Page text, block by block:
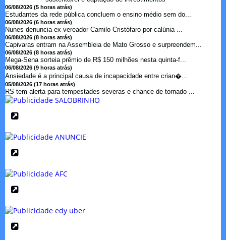
06/08/2026 (5 horas atrás)
Estudantes da rede pública concluem o ensino médio sem do...
06/08/2026 (6 horas atrás)
Nunes denuncia ex-vereador Camilo Cristófaro por calúnia ...
06/08/2026 (8 horas atrás)
Capivaras entram na Assembleia de Mato Grosso e surpreendem...
06/08/2026 (8 horas atrás)
Mega-Sena sorteia prêmio de R$ 150 milhões nesta quinta-f...
06/08/2026 (9 horas atrás)
Ansiedade é a principal causa de incapacidade entre crian�...
05/08/2026 (17 horas atrás)
RS tem alerta para tempestades severas e chance de tornado ...